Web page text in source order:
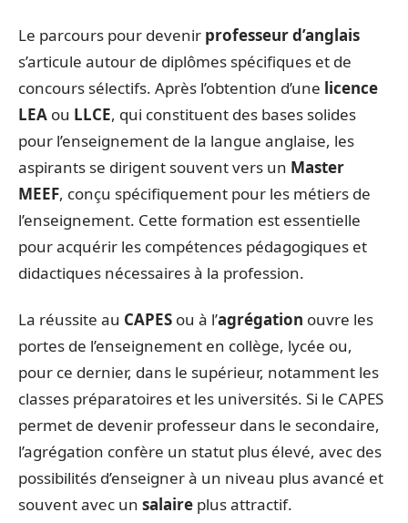
Le parcours pour devenir professeur d’anglais
s’articule autour de diplômes spécifiques et de
concours sélectifs. Après l’obtention d’une licence
LEA ou LLCE, qui constituent des bases solides
pour l’enseignement de la langue anglaise, les
aspirants se dirigent souvent vers un Master
MEEF, conçu spécifiquement pour les métiers de
l’enseignement. Cette formation est essentielle
pour acquérir les compétences pédagogiques et
didactiques nécessaires à la profession.
La réussite au CAPES ou à l’agrégation ouvre les
portes de l’enseignement en collège, lycée ou,
pour ce dernier, dans le supérieur, notamment les
classes préparatoires et les universités. Si le CAPES
permet de devenir professeur dans le secondaire,
l’agrégation confère un statut plus élevé, avec des
possibilités d’enseigner à un niveau plus avancé et
souvent avec un salaire plus attractif.